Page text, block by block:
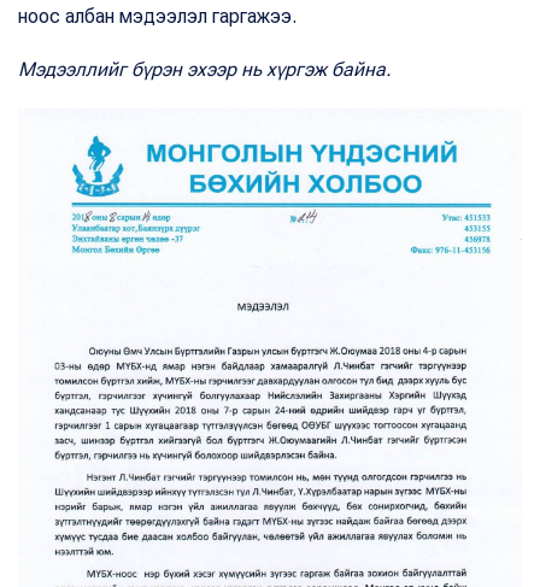
ноос албан мэдээлэл гаргажээ.
Мэдээллийг бүрэн эхээр нь хүргэж байна.